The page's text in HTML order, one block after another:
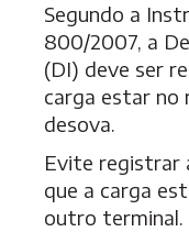
Segundo a
800/2007, a
(DI) deve ser
carga estar no
desova.
Evite registrar
que a carga
outro terminal.